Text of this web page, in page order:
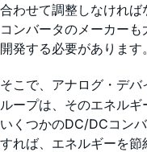
合わせて調整しなけれ
コンバータのメーカー
開発する必要があります。
そこで、アナログ・デ
ループは、そのエネル
いくつかのDC/DCコン
すれば、エネルギーを